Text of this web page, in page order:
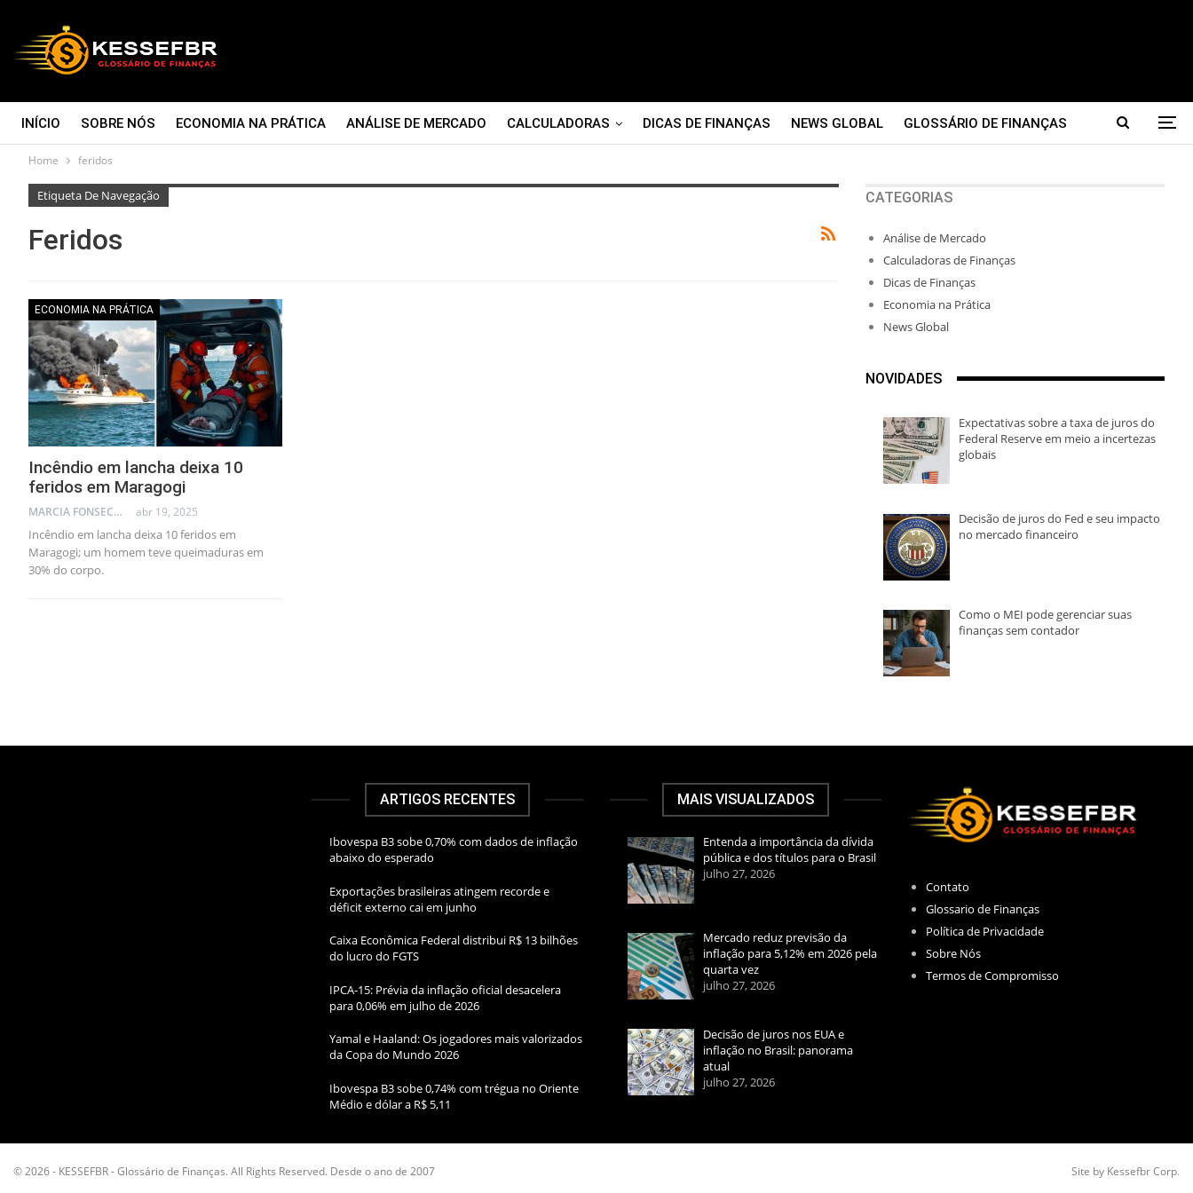
INÍCIO SOBRE NÓS ECONOMIA NA PRÁTICA ANÁLISE DE MERCADO CALCULADORAS DICAS DE FINANÇAS NEWS GLOBAL GLOSSÁRIO DE FINANÇAS
CONTATO
Home feridos
Etiqueta De Navegação
Feridos
ECONOMIA NA PRÁTICA
Incêndio em lancha deixa 10
feridos em Maragogi
MARCIA FONSECA - FINANCIAL CONSULTANT abr 19, 2025
Incêndio em lancha deixa 10 feridos em
Maragogi; um homem teve queimaduras em
30% do corpo.
CATEGORIAS
Análise de Mercado
Calculadoras de Finanças
Dicas de Finanças
Economia na Prática
News Global
NOVIDADES
Expectativas sobre a taxa de juros do
Federal Reserve em meio a incertezas
globais
Decisão de juros do Fed e seu impacto
no mercado financeiro
Como o MEI pode gerenciar suas
finanças sem contador
ARTIGOS RECENTES
Ibovespa B3 sobe 0,70% com dados de inflação
abaixo do esperado
Exportações brasileiras atingem recorde e
déficit externo cai em junho
Caixa Econômica Federal distribui R$ 13 bilhões
do lucro do FGTS
IPCA-15: Prévia da inflação oficial desacelera
para 0,06% em julho de 2026
Yamal e Haaland: Os jogadores mais valorizados
da Copa do Mundo 2026
Ibovespa B3 sobe 0,74% com trégua no Oriente
Médio e dólar a R$ 5,11
MAIS VISUALIZADOS
Entenda a importância da dívida
pública e dos títulos para o Brasil
julho 27, 2026
Mercado reduz previsão da
inflação para 5,12% em 2026 pela
quarta vez
julho 27, 2026
Decisão de juros nos EUA e
inflação no Brasil: panorama
atual
julho 27, 2026
Contato
Glossario de Finanças
Política de Privacidade
Sobre Nós
Termos de Compromisso
© 2026 - KESSEFBR - Glossário de Finanças. All Rights Reserved. Desde o ano de 2007 Site by Kessefbr Corp.